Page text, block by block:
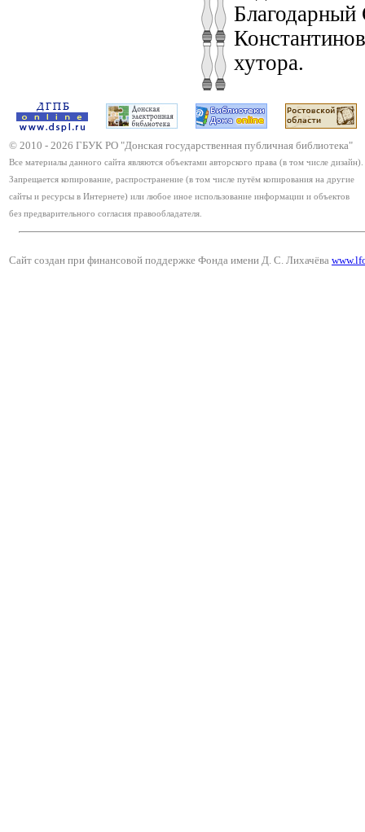
Благодарный
хутора.
© 2010 - 2026 ГБУК РО "Донская государственная публичная библиотека"
Все материалы данного сайта являются объектами авторского права (в том числе дизайн).
Запрещается копирование, распространение (в том числе путём копирования на другие
сайты и ресурсы в Интернете) или любое иное использование информации и объектов
без предварительного согласия правообладателя.
Сайт создан при финансовой поддержке Фонда имени Д. С. Лихачёва